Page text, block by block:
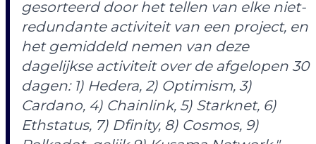
gesorteerd door het tellen van elke niet-
redundante activiteit van een project, en
het gemiddeld nemen van deze
dagelijkse activiteit over de afgelopen 30
dagen: 1) Hedera, 2) Optimism, 3)
Cardano, 4) Chainlink, 5) Starknet, 6)
Ethstatus, 7) Dfinity, 8) Cosmos, 9)